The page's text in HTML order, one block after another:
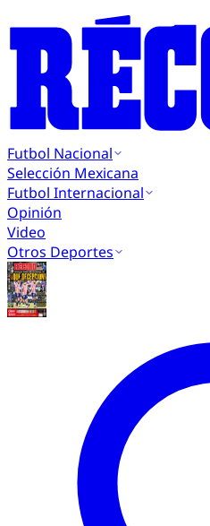
Futbol Nacional
Selección Mexicana
Futbol Internacional
Opinión
Video
Otros Deportes